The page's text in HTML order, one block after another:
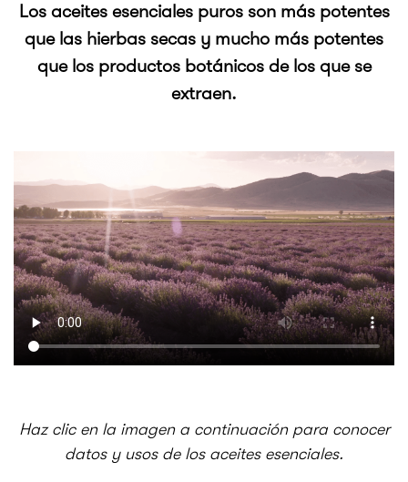
Los aceites esenciales puros son más potentes
que las hierbas secas y mucho más potentes
que los productos botánicos de los que se
extraen.
Haz clic en la imagen a continuación para conocer
datos y usos de los aceites esenciales.